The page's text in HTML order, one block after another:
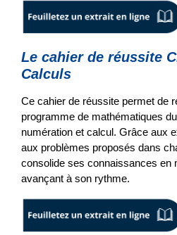
Le cahier de réussite
Calculs
Ce cahier de réussite permet de
programme de mathématiques
numération et calcul. Grâce aux
aux problèmes proposés dans
consolide ses connaissances en
avançant à son rythme.